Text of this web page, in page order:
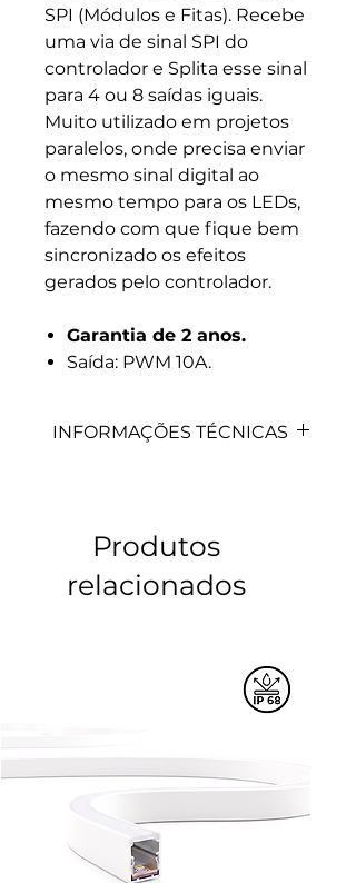
SPI (Módulos e Fitas). Recebe
uma via de sinal SPI do
controlador e Splita esse sinal
para 4 ou 8 saídas iguais.
Muito utilizado em projetos
paralelos, onde precisa enviar
o mesmo sinal digital ao
mesmo tempo para os LEDs,
fazendo com que fique bem
sincronizado os efeitos
gerados pelo controlador.
Garantia de 2 anos.
Saída: PWM 10A.
INFORMAÇÕES TÉCNICAS
0302 PWM: 10A
Produtos
relacionados